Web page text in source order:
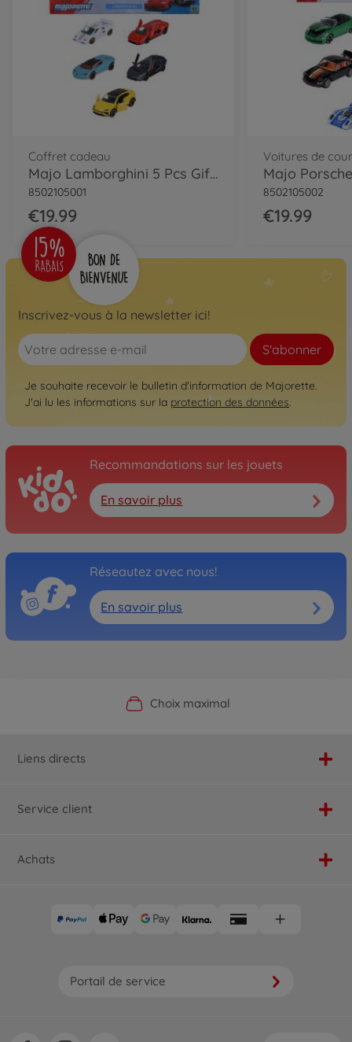
Coffret cadeau
Majo Lamborghini 5 Pcs Giftpack
8502105001
€19.99
Voitures de
Majo
8502105002
€19.99
Inscrivez-vous à la newsletter ici!
S'abonner
Je souhaite recevoir le bulletin d'information de Majorette.
J'ai lu les informations sur la protection des données.
Recommandations sur les jouets
En savoir plus
Réseautez avec nous!
En savoir plus
Boutique officielle du fabricant
Choix maximal
Service personnalisé
Livraison rapide
Liens directs
Service client
Achats
Portail de service